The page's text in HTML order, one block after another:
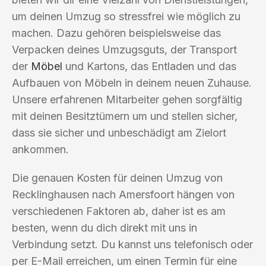
um deinen Umzug so stressfrei wie möglich zu
machen. Dazu gehören beispielsweise das
Verpacken deines Umzugsguts, der Transport
der Möbel und Kartons, das Entladen und das
Aufbauen von Möbeln in deinem neuen Zuhause.
Unsere erfahrenen Mitarbeiter gehen sorgfältig
mit deinen Besitztümern um und stellen sicher,
dass sie sicher und unbeschädigt am Zielort
ankommen.
Die genauen Kosten für deinen Umzug von
Recklinghausen nach Amersfoort hängen von
verschiedenen Faktoren ab, daher ist es am
besten, wenn du dich direkt mit uns in
Verbindung setzt. Du kannst uns telefonisch oder
per E-Mail erreichen, um einen Termin für eine